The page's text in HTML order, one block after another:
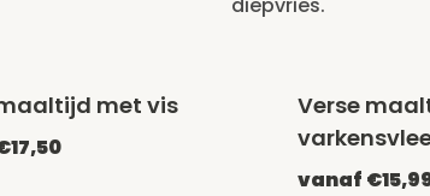
met vis
Verse
vanaf